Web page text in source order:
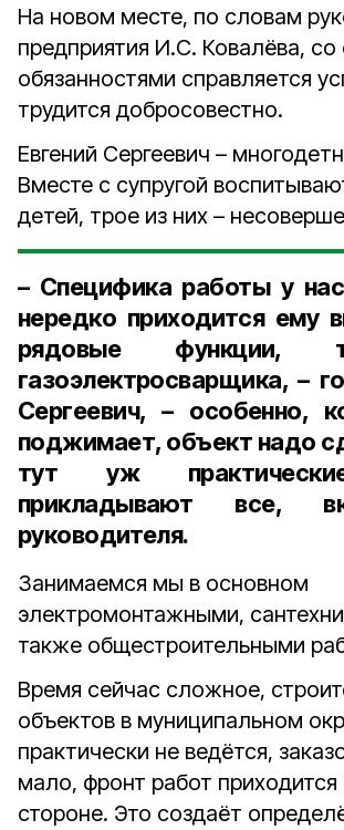
На новом месте, по словам
предприятия И.С. Ковалёва, со
обязанностями справляется
трудится добросовестно.
Евгений Сергеевич –
Вместе с супругой
детей, трое из них –
– Специфика работы у
нередко приходится ему
рядовые функции,
газоэлектросварщика, –
Сергеевич, – особенно,
поджимает, объект надо
тут уж
прикладывают все,
руководителя.
Занимаемся мы в основном
электромонтажными,
также общестроительными
Время сейчас сложное,
объектов в муниципальном
практически не ведётся,
мало, фронт работ приходится
стороне. Это создаёт